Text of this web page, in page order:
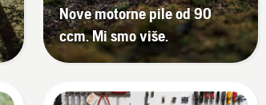
Nove motorne pile od 90
ccm. Mi smo više.